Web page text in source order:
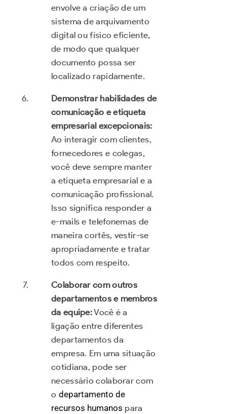
envolve a criação de um
sistema de arquivamento
digital ou físico eficiente,
de modo que qualquer
documento possa ser
localizado rapidamente.
Demonstrar habilidades de
comunicação e etiqueta
empresarial excepcionais:
Ao interagir com clientes,
fornecedores e colegas,
você deve sempre manter
a etiqueta empresarial e a
comunicação profissional.
Isso significa responder a
e-mails e telefonemas de
maneira cortês, vestir-se
apropriadamente e tratar
todos com respeito.
Colaborar com outros
departamentos e membros
da equipe:Você é a
ligação entre diferentes
departamentos da
empresa. Em uma situação
cotidiana, pode ser
necessário colaborar com
o departamento de
recursos humanos para